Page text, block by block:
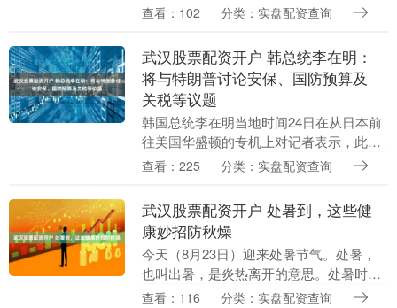
如何成功运营一个豪华品牌，仍是东风自
撰稿人宋立伟....
查看：102 分类：实盘配资查询
武汉股票配资开户 韩总统李在明：
将与特朗普讨论安保、国防预算及
关税等议题
韩国总统李在明当地时间24日在从日本前
往美国华盛顿的专机上对记者表示，此次
访问期间，他将与美国总统特朗普就安
在明当天结束了对....
查看：225 分类：实盘配资查询
武汉股票配资开户 处暑到，这些健
康妙招防秋燥
今天（8月23日）迎来处暑节气。处暑，
也叫出暑，是炎热离开的意思。处暑时节
武汉股票配资开户，要防秋燥、防秋乏、
查看：116 分类：实盘配资查询